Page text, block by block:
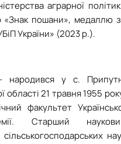
аграрної
«Знак пошани», медаллю
України» (2023 р.).
народився у с.
області 21 травня 1955
факультет
Старший